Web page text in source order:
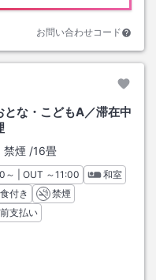
お問い合わせコード
な・こどもA／滞在中
煙 /16畳
クイン
～ | OUT チェックアウト
～11:00
和室
付き
禁煙
支払い